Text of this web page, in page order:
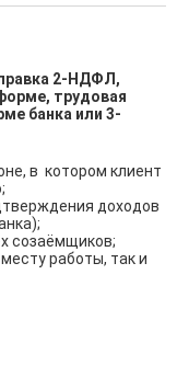
2-НДФЛ,
трудовая
банка или 3-
в  котором клиент
доходов
созаёмщиков;
работы, так и